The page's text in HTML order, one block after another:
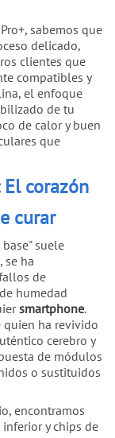
sabemos que
delicado,
clientes que
compatibles y
el enfoque
de tu
de calor y buen
que
corazón
curar
suele
se ha
de
humedad
smartphone.
ha revivido
cerebro y
de módulos
o sustituidos
encontramos
inferior y chips de